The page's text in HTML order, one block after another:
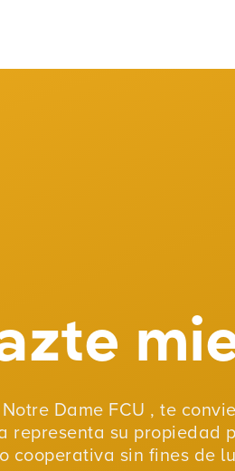
Dame FCU , te
representa su propiedad
cooperativa sin fines de